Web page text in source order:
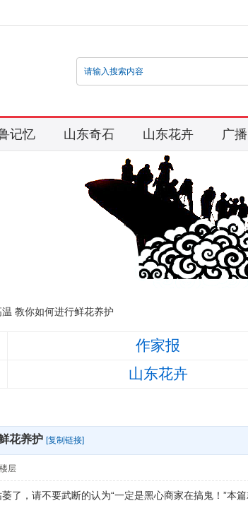
记忆 山东奇石 山东花卉 广播
教你如何进行鲜花养护
作家报
山东花卉
花养护 [复制链接]
层
了，请不要武断的认为“一定是黑心商家在搞鬼！”本